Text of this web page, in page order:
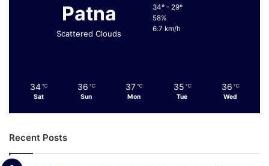
Patna
Scattered Clouds
34º - 29º
58%
6.7 km/h
34 ℃
Sat
36 ℃
Sun
37 ℃
Mon
35 ℃
Tue
36 ℃
Wed
Recent Posts